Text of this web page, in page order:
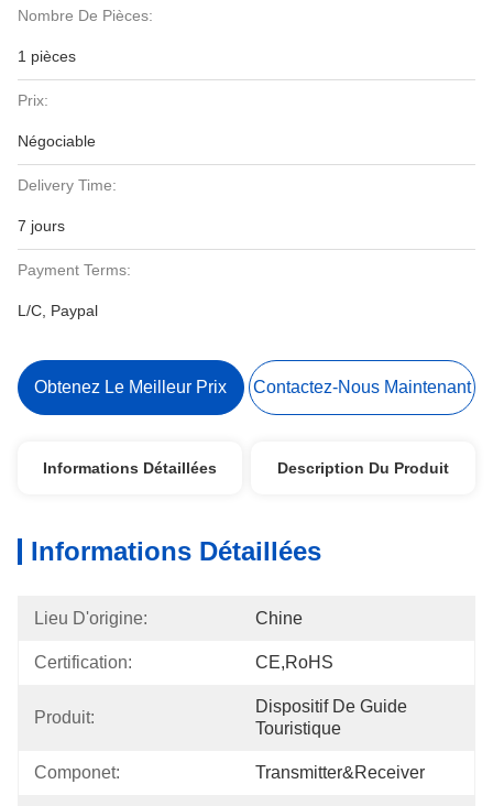
Nombre De Pièces:
1 pièces
Prix:
Négociable
Delivery Time:
7 jours
Payment Terms:
L/C, Paypal
Obtenez Le Meilleur Prix Contactez-Nous Maintenant
Informations Détaillées Description Du Produit
Informations Détaillées
Lieu D'origine: Chine
Certification: CE,RoHS
Produit:
Dispositif De Guide
Touristique
Componet: Transmitter&Receiver